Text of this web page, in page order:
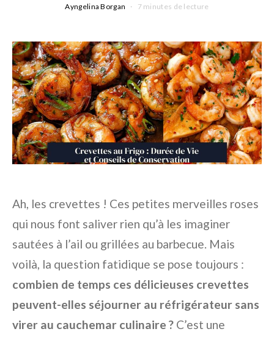
Ayngelina Borgan 7 minutes de lecture
Ah, les crevettes ! Ces petites merveilles roses
qui nous font saliver rien qu’à les imaginer
sautées à l’ail ou grillées au barbecue. Mais
voilà, la question fatidique se pose toujours :
combien de temps ces délicieuses crevettes
peuvent-elles séjourner au réfrigérateur sans
virer au cauchemar culinaire ? C’est une